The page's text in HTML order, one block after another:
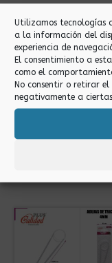
Utilizamos tecnologías
a la información del
experiencia de
El consentimiento a
como el
No consentir o retirar
negativamente a